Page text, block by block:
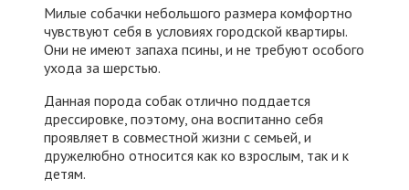
Милые собачки небольшого размера комфортно
чувствуют себя в условиях городской квартиры.
Они не имеют запаха псины, и не требуют особого
ухода за шерстью.
Данная порода собак отлично поддается
дрессировке, поэтому, она воспитанно себя
проявляет в совместной жизни с семьей, и
дружелюбно относится как ко взрослым, так и к
детям.